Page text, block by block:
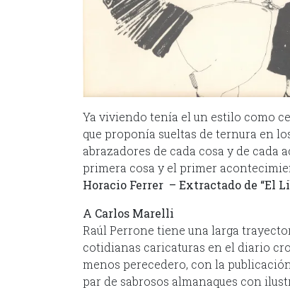
Ya viviendo tenía el un estilo como
que proponía sueltas de ternura en
abrazadores de cada cosa y de cada
primera cosa y el primer
Horacio Ferrer – Extractado de “El
A Carlos Marelli
Raúl Perrone tiene una larga
cotidianas caricaturas en el diario
menos perecedero, con la
par de sabrosos almanaques con